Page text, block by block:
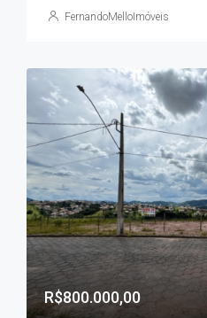
FernandoMelloImóveis
R$800.000,00